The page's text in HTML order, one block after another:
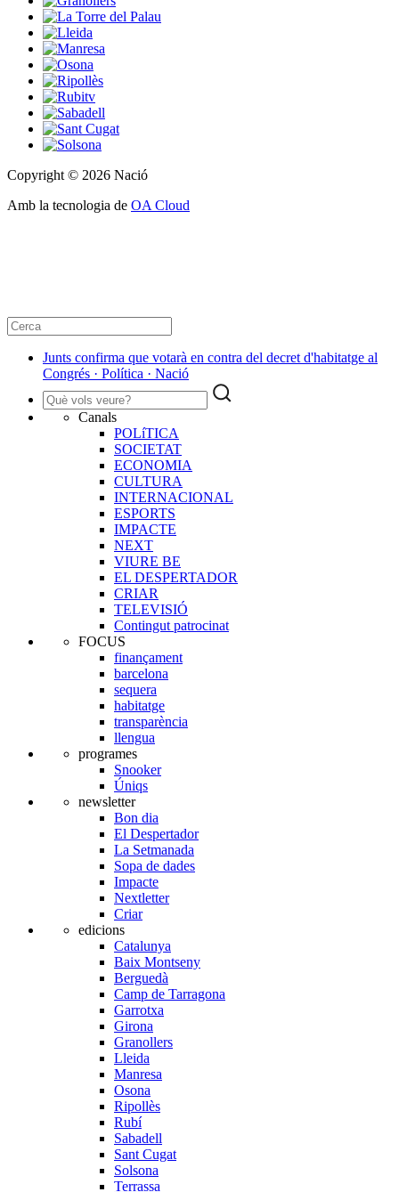
Copyright © 2026 Nació
Amb la tecnologia de OA Cloud
Junts confirma que votarà en contra del decret d'habitatge al
Congrés · Política · Nació
Canals
POLíTICA
SOCIETAT
ECONOMIA
CULTURA
INTERNACIONAL
ESPORTS
IMPACTE
NEXT
VIURE BE
EL DESPERTADOR
CRIAR
TELEVISIÓ
Contingut patrocinat
FOCUS
finançament
barcelona
sequera
habitatge
transparència
llengua
programes
Snooker
Úniqs
newsletter
Bon dia
El Despertador
La Setmanada
Sopa de dades
Impacte
Nextletter
Criar
edicions
Catalunya
Baix Montseny
Berguedà
Camp de Tarragona
Garrotxa
Girona
Granollers
Lleida
Manresa
Osona
Ripollès
Rubí
Sabadell
Sant Cugat
Solsona
Terrassa